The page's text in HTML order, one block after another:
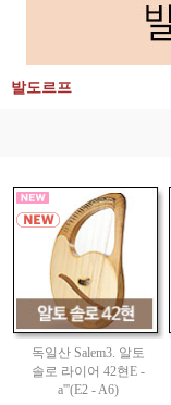
발도르프
독일산 Salem3. 알토
솔로 라이어 42현E -
a'''(E2 - A6)